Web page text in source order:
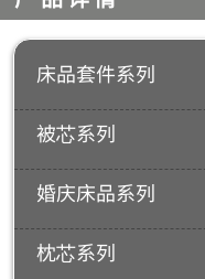
床品套件系列
被芯系列
婚庆床品系列
枕芯系列